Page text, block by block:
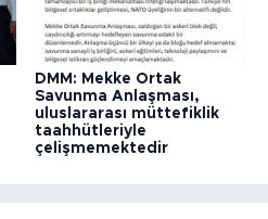
DMM: Mekke Ortak
Savunma Anlaşması,
uluslararası müttefiklik
taahhütleriyle
çelişmemektedir